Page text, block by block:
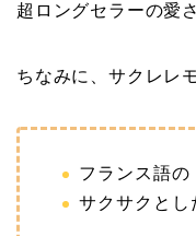
超ロングセラーの愛
ちなみに、サクレレ
フランス語の
サクサクとし